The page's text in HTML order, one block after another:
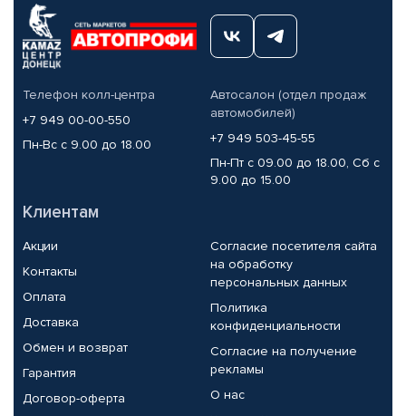
Телефон колл-центра
+7 949 00-00-550
Пн-Вс с 9.00 до 18.00
Автосалон (отдел продаж
автомобилей)
+7 949 503-45-55
Пн-Пт с 09.00 до 18.00, Сб с
9.00 до 15.00
Клиентам
Акции
Контакты
Оплата
Доставка
Обмен и возврат
Гарантия
Договор-оферта
Согласие посетителя сайта
на обработку
персональных данных
Политика
конфиденциальности
Согласие на получение
рекламы
О нас